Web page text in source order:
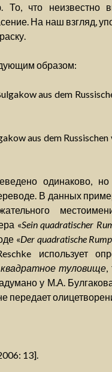
То, что неизвестно
На наш взгляд,
образом:
aus dem
aus dem Russischen
одинаково,
В данных
«Sein quadratischer
«Der quadratische
использует
квадратное туловище,
у М.А.
передает
13].